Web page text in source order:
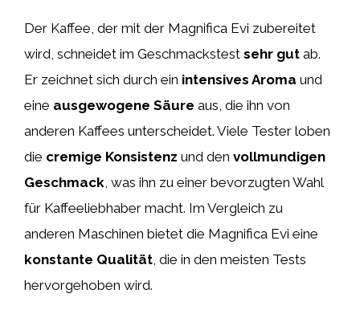
Der Kaffee, der mit der Magnifica Evi zubereitet
wird, schneidet im Geschmackstest sehr gut ab.
Er zeichnet sich durch ein intensives Aroma und
eine ausgewogene Säure aus, die ihn von
anderen Kaffees unterscheidet. Viele Tester loben
die cremige Konsistenz und den vollmundigen
Geschmack, was ihn zu einer bevorzugten Wahl
für Kaffeeliebhaber macht. Im Vergleich zu
anderen Maschinen bietet die Magnifica Evi eine
konstante Qualität, die in den meisten Tests
hervorgehoben wird.